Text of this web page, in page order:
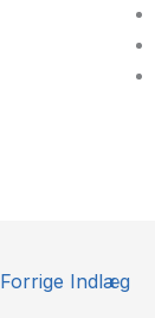
Forrige Indlæg